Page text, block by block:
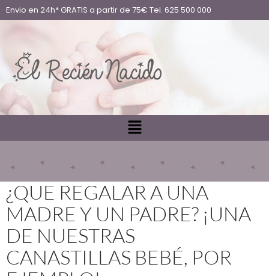
Envio en 24h* GRATIS a partir de 75€ Tel. 625 500 000
¿QUE REGALAR A UNA
MADRE Y UN PADRE? ¡UNA
DE NUESTRAS
CANASTILLAS BEBÉ, POR